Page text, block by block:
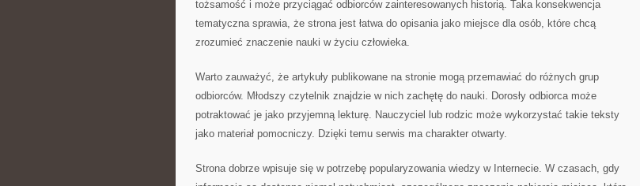
tożsamość i może przyciągać odbiorców zainteresowanych historią. Taka konsekwencja
tematyczna sprawia, że strona jest łatwa do opisania jako miejsce dla osób, które chcą
zrozumieć znaczenie nauki w życiu człowieka.
Warto zauważyć, że artykuły publikowane na stronie mogą przemawiać do różnych grup
odbiorców. Młodszy czytelnik znajdzie w nich zachętę do nauki. Dorosły odbiorca może
potraktować je jako przyjemną lekturę. Nauczyciel lub rodzic może wykorzystać takie teksty
jako materiał pomocniczy. Dzięki temu serwis ma charakter otwarty.
Strona dobrze wpisuje się w potrzebę popularyzowania wiedzy w Internecie. W czasach, gdy